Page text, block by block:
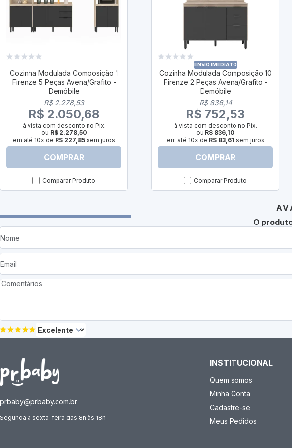
Cozinha Modulada Composição 1
Firenze 5 Peças Avena/Grafito -
Demóbile
R$ 2.278,53
R$ 2.050,68
à vista com desconto no Pix.
ou R$ 2.278,50
em até 10x de R$ 227,85 sem juros
COMPRAR
Comparar Produto
ENVIO IMEDIATO
Cozinha Modulada Composição 10
Firenze 2 Peças Avena/Grafito -
Demóbile
R$ 836,14
R$ 752,53
à vista com desconto no Pix.
ou R$ 836,10
em até 10x de R$ 83,61 sem juros
COMPRAR
Comparar Produto
O
prbaby@prbaby.com.br
Segunda a sexta-feira das 8h às 18h
INSTITUCIONAL
Quem somos
Minha Conta
Cadastre-se
Meus Pedidos